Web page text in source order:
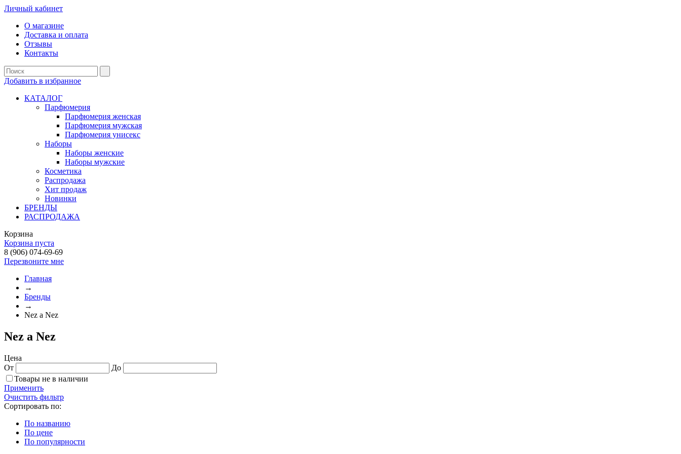
Личный кабинет
О магазине
Доставка и оплата
Отзывы
Контакты
Добавить в избранное
КАТАЛОГ
Парфюмерия
Парфюмерия женская
Парфюмерия мужская
Парфюмерия унисекс
Наборы
Наборы женские
Наборы мужские
Косметика
Распродажа
Хит продаж
Новинки
БРЕНДЫ
РАСПРОДАЖА
Корзина
Корзина пуста
8 (906) 074-69-69
Перезвоните мне
Главная
→
Бренды
→
Nez a Nez
Nez a Nez
Цена
От
До
Товары не в наличии
Применить
Очистить фильтр
Сортировать по:
По названию
По цене
По популярности